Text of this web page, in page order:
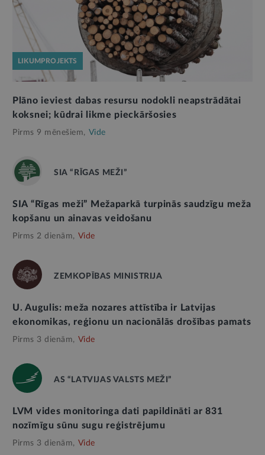
LIKUMPROJEKTS
Plāno ieviest dabas resursu nodokli neapstrādātai
koksnei; kūdrai likme pieckāršosies
Pirms 9 mēnešiem, Vide
SIA “RĪGAS MEŽI”
SIA “Rīgas meži” Mežaparkā turpinās saudzīgu meža
kopšanu un ainavas veidošanu
Pirms 2 dienām, Vide
ZEMKOPĪBAS MINISTRIJA
U. Augulis: meža nozares attīstība ir Latvijas
ekonomikas, reģionu un nacionālās drošības pamats
Pirms 3 dienām, Vide
AS “LATVIJAS VALSTS MEŽI”
LVM vides monitoringa dati papildināti ar 831
nozīmīgu sūnu sugu reģistrējumu
Pirms 3 dienām, Vide